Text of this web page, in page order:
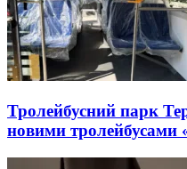
Тролейбусний парк
новими тролейбусами